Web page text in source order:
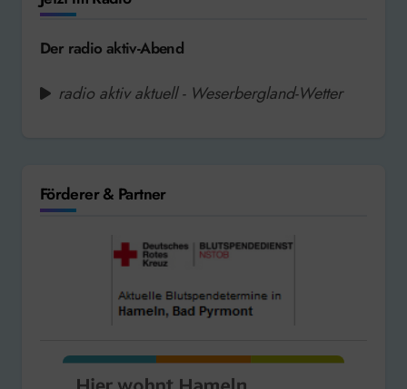
Der radio aktiv-Abend
radio aktiv aktuell - Weserbergland-Wetter
Förderer & Partner